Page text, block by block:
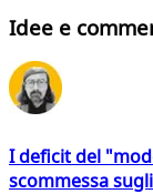
Idee e
I deficit del
scommessa